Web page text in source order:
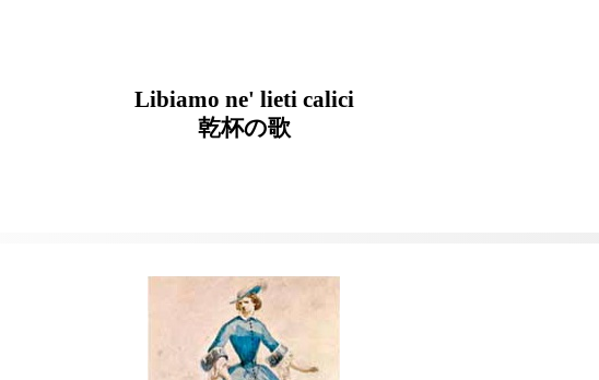
Libiamo ne' lieti calici
乾杯の歌